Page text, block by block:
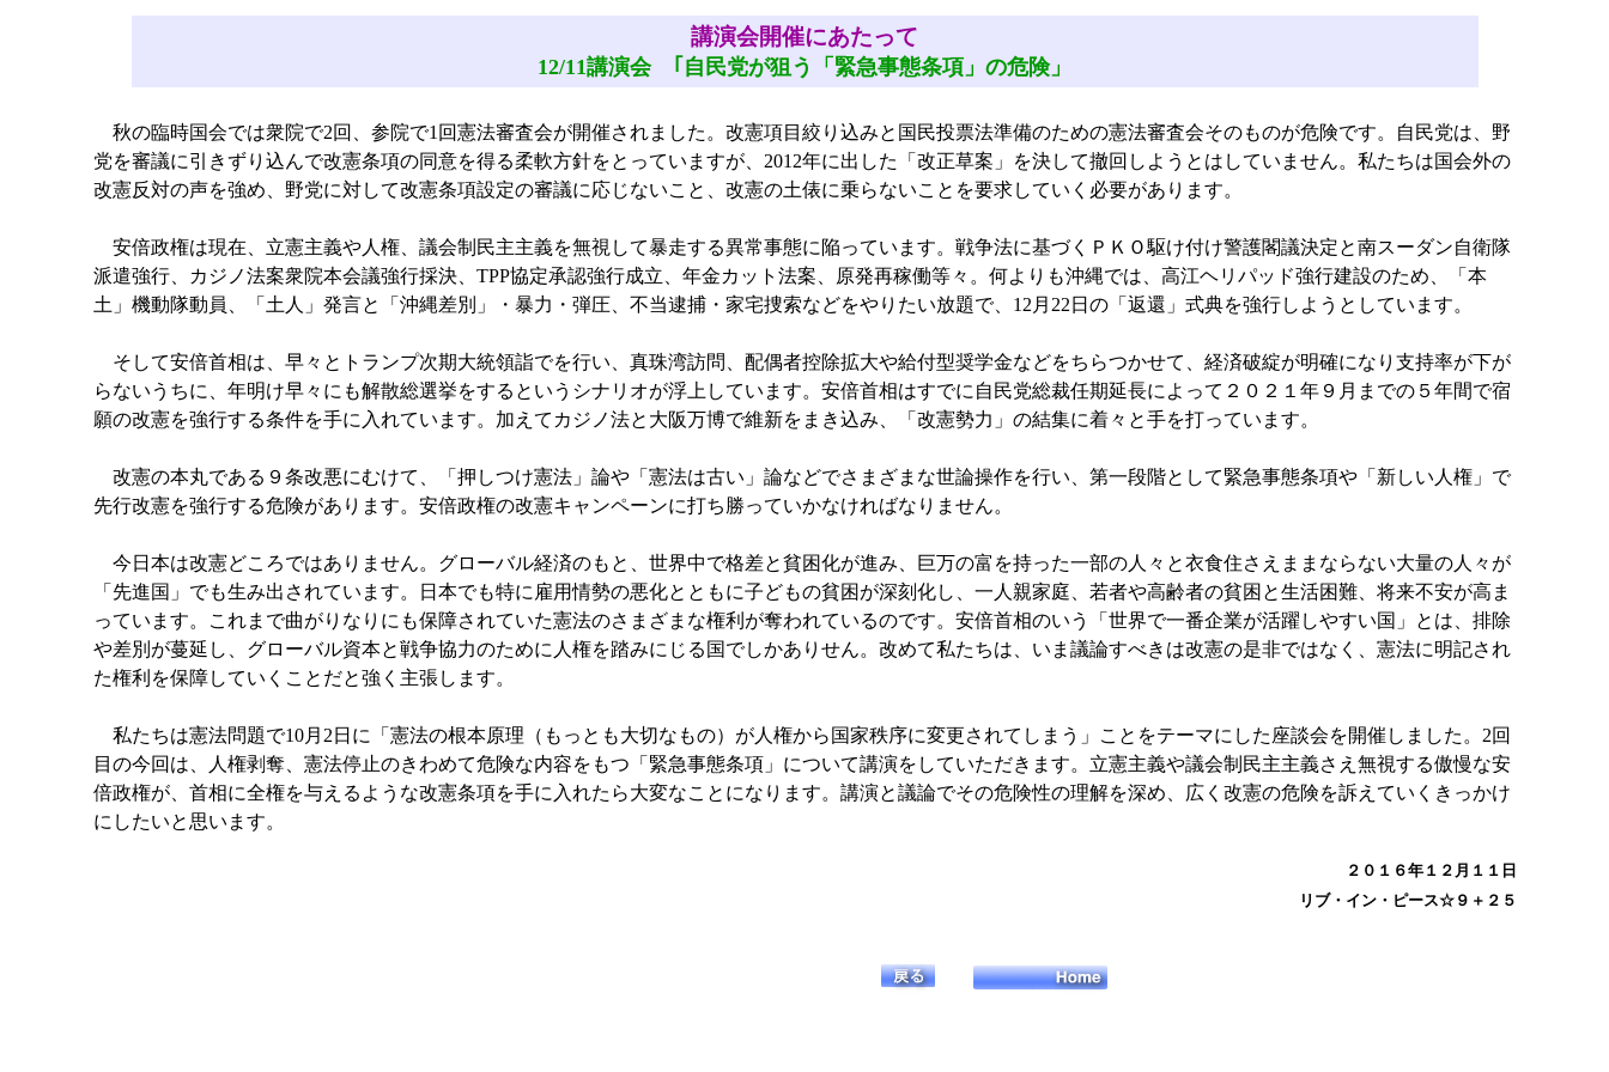
講演会開催にあたって
12/11講演会 ｢自民党が狙う「緊急事態条項」の危険」
秋の臨時国会では衆院で2回、参院で1回憲法審査会が開催されました。改憲項目絞り込みと国民投票法準備のための憲法審査会そのものが危険です。自民党は、野
党を審議に引きずり込んで改憲条項の同意を得る柔軟方針をとっていますが、2012年に出した「改正草案」を決して撤回しようとはしていません。私たちは国会外の
改憲反対の声を強め、野党に対して改憲条項設定の審議に応じないこと、改憲の土俵に乗らないことを要求していく必要があります。
安倍政権は現在、立憲主義や人権、議会制民主主義を無視して暴走する異常事態に陥っています。戦争法に基づくＰＫＯ駆け付け警護閣議決定と南スーダン自衛隊
派遣強行、カジノ法案衆院本会議強行採決、TPP協定承認強行成立、年金カット法案、原発再稼働等々。何よりも沖縄では、高江ヘリパッド強行建設のため、「本
土」機動隊動員、「土人」発言と「沖縄差別」・暴力・弾圧、不当逮捕・家宅捜索などをやりたい放題で、12月22日の「返還」式典を強行しようとしています。
そして安倍首相は、早々とトランプ次期大統領詣でを行い、真珠湾訪問、配偶者控除拡大や給付型奨学金などをちらつかせて、経済破綻が明確になり支持率が下が
らないうちに、年明け早々にも解散総選挙をするというシナリオが浮上しています。安倍首相はすでに自民党総裁任期延長によって２０２１年９月までの５年間で宿
願の改憲を強行する条件を手に入れています。加えてカジノ法と大阪万博で維新をまき込み、「改憲勢力」の結集に着々と手を打っています。
改憲の本丸である９条改悪にむけて、「押しつけ憲法」論や「憲法は古い」論などでさまざまな世論操作を行い、第一段階として緊急事態条項や「新しい人権」で
先行改憲を強行する危険があります。安倍政権の改憲キャンペーンに打ち勝っていかなければなりません。
今日本は改憲どころではありません。グローバル経済のもと、世界中で格差と貧困化が進み、巨万の富を持った一部の人々と衣食住さえままならない大量の人々が
「先進国」でも生み出されています。日本でも特に雇用情勢の悪化とともに子どもの貧困が深刻化し、一人親家庭、若者や高齢者の貧困と生活困難、将来不安が高ま
っています。これまで曲がりなりにも保障されていた憲法のさまざまな権利が奪われているのです。安倍首相のいう「世界で一番企業が活躍しやすい国」とは、排除
や差別が蔓延し、グローバル資本と戦争協力のために人権を踏みにじる国でしかありせん。改めて私たちは、いま議論すべきは改憲の是非ではなく、憲法に明記され
た権利を保障していくことだと強く主張します。
私たちは憲法問題で10月2日に「憲法の根本原理（もっとも大切なもの）が人権から国家秩序に変更されてしまう」ことをテーマにした座談会を開催しました。2回
目の今回は、人権剥奪、憲法停止のきわめて危険な内容をもつ「緊急事態条項」について講演をしていただきます。立憲主義や議会制民主主義さえ無視する傲慢な安
倍政権が、首相に全権を与えるような改憲条項を手に入れたら大変なことになります。講演と議論でその危険性の理解を深め、広く改憲の危険を訴えていくきっかけ
にしたいと思います。
２０１６年１２月１１日
リブ・イン・ピース☆９＋２５